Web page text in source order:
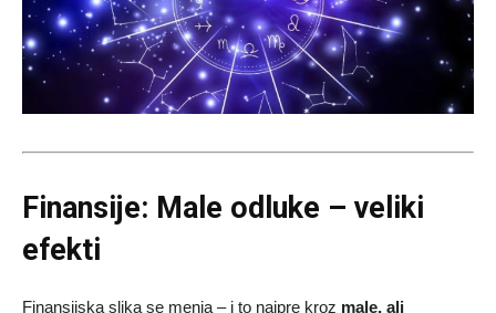
Finansije: Male odluke – veliki
efekti
Finansijska slika se menja – i to najpre kroz male, ali